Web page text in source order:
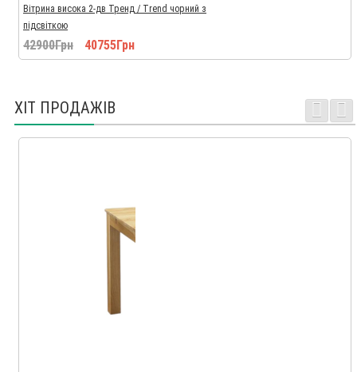
Вітрина висока 2-дв Тренд / Trend чорний з
підсвіткою
42900Грн 40755Грн
ХІТ ПРОДАЖІВ